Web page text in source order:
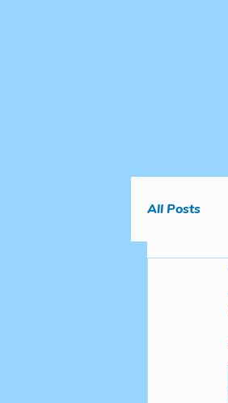
All Posts